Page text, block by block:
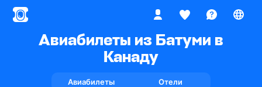
Авиабилеты из Батуми в
Канаду
Авиабилеты Отели